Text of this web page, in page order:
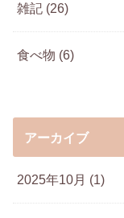
雑記 (26)
食べ物 (6)
アーカイブ
2025年10月 (1)